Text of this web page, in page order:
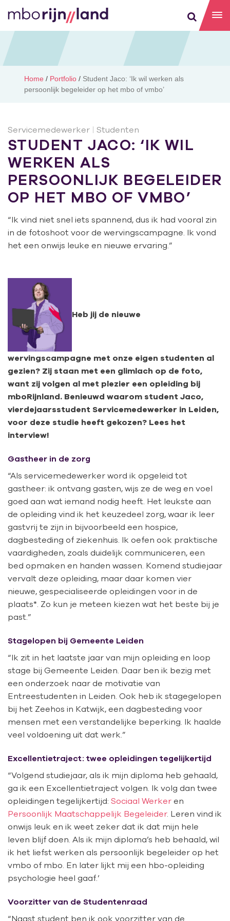
Home / Portfolio / Student Jaco: ‘Ik wil werken als
persoonlijk begeleider op het mbo of vmbo’
Servicemedewerker | Studenten
STUDENT JACO: ‘IK WIL
WERKEN ALS
PERSOONLIJK BEGELEIDER
OP HET MBO OF VMBO’
“Ik vind niet snel iets spannend, dus ik had vooral zin
in de fotoshoot voor de wervingscampagne. Ik vond
het een onwijs leuke en nieuwe ervaring.”
Heb jij de nieuwe
wervingscampagne met onze eigen studenten al
gezien? Zij staan met een glimlach op de foto,
want zij volgen al met plezier een opleiding bij
mboRijnland. Benieuwd waarom student Jaco,
vierdejaarsstudent Servicemedewerker in Leiden,
voor deze studie heeft gekozen? Lees het
interview!
Gastheer in de zorg
“Als servicemedewerker word ik opgeleid tot
gastheer: ik ontvang gasten, wijs ze de weg en voel
goed aan wat iemand nodig heeft. Het leukste aan
de opleiding vind ik het keuzedeel zorg, waar ik leer
gastvrij te zijn in bijvoorbeeld een hospice,
dagbesteding of ziekenhuis. Ik oefen ook praktische
vaardigheden, zoals duidelijk communiceren, een
bed opmaken en handen wassen. Komend studiejaar
vervalt deze opleiding, maar daar komen vier
nieuwe, gespecialiseerde opleidingen voor in de
plaats*. Zo kun je meteen kiezen wat het beste bij je
past.”
Stagelopen bij Gemeente Leiden
“Ik zit in het laatste jaar van mijn opleiding en loop
stage bij Gemeente Leiden. Daar ben ik bezig met
een onderzoek naar de motivatie van
Entreestudenten in Leiden. Ook heb ik stagegelopen
bij het Zeehos in Katwijk, een dagbesteding voor
mensen met een verstandelijke beperking. Ik haalde
veel voldoening uit dat werk.”
Excellentietraject: twee opleidingen tegelijkertijd
“Volgend studiejaar, als ik mijn diploma heb gehaald,
ga ik een Excellentietraject volgen. Ik volg dan twee
opleidingen tegelijkertijd: Sociaal Werker en
Persoonlijk Maatschappelijk Begeleider. Leren vind ik
onwijs leuk en ik weet zeker dat ik dat mijn hele
leven blijf doen. Als ik mijn diploma’s heb behaald, wil
ik het liefst werken als persoonlijk begeleider op het
vmbo of mbo. En later lijkt mij een hbo-opleiding
psychologie heel gaaf.’
Voorzitter van de Studentenraad
“Naast student ben ik ook voorzitter van de